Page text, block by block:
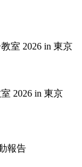
2026 in 東京